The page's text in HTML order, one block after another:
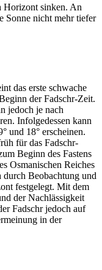
Horizont sinken. An
Sonne nicht mehr tiefer
das erste schwache
der Fadschr-Zeit.
jedoch je nach
Infolgedessen kann
und 18° erscheinen.
für das Fadschr-
Beginn des Fastens
Osmanischen Reiches
Beobachtung und
festgelegt. Mit dem
der Nachlässigkeit
Fadschr jedoch auf
in der